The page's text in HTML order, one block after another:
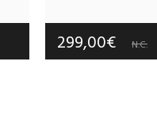
Garantie :3 an(s)
299,00€ N.C.